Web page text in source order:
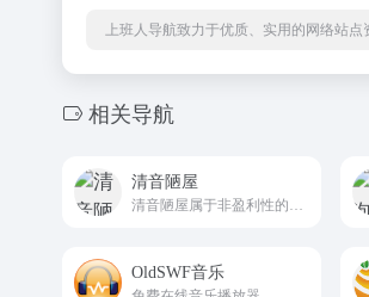
上班人导航致力于优质、实用的网络站点
相关导航
清音陋屋
OldSWF音乐